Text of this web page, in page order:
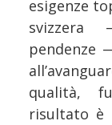
esigenze
pendenze
qualità,
risultato è